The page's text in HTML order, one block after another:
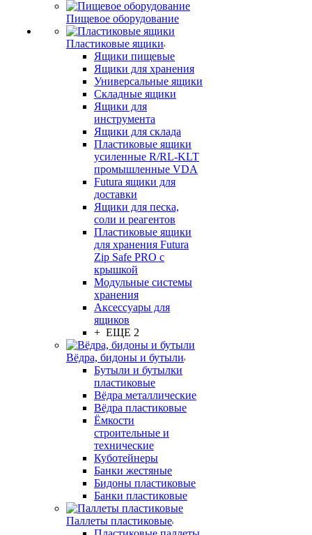
Пищевое оборудование
Пластиковые ящики
Ящики пищевые
Ящики для хранения
Универсальные ящики
Складные ящики
Ящики для
инструмента
Ящики для склада
Пластиковые ящики
усиленные R/RL-KLT
промышленные VDA
Futura ящики для
доставки
Ящики для песка,
соли и реагентов
Пластиковые ящики
для хранения Futura
Zip Safe PRO с
крышкой
Модульные системы
хранения
Аксессуары для
ящиков
+ ЕЩЕ 2
Вёдра, бидоны и бутыли
Бутыли и бутылки
пластиковые
Вёдра металлические
Вёдра пластиковые
Ёмкости
строительные и
технические
Куботейнеры
Банки жестяные
Бидоны пластиковые
Банки пластиковые
Паллеты пластиковые